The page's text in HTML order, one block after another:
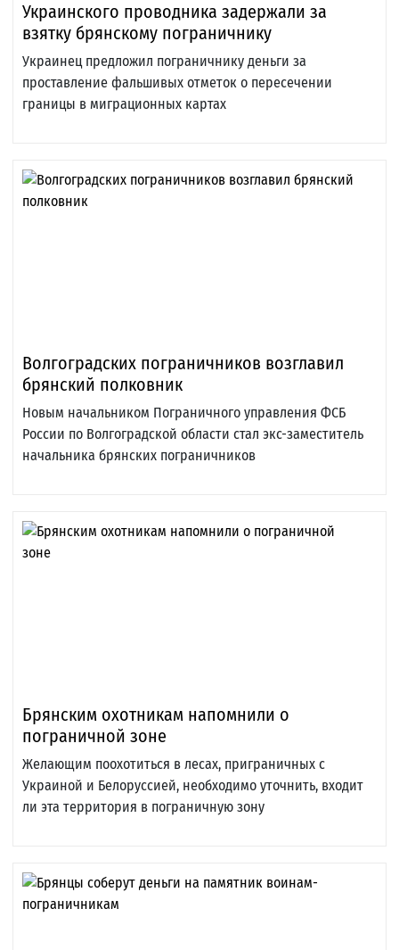
Украинского проводника задержали за
взятку брянскому пограничнику
Украинец предложил пограничнику деньги за
проставление фальшивых отметок о пересечении
границы в миграционных картах
Волгоградских пограничников возглавил
брянский полковник
Новым начальником Пограничного управления ФСБ
России по Волгоградской области стал экс-заместитель
начальника брянских пограничников
Брянским охотникам напомнили о
пограничной зоне
Желающим поохотиться в лесах, приграничных с
Украиной и Белоруссией, необходимо уточнить, входит
ли эта территория в пограничную зону